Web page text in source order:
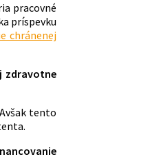
pracovné
príspevku
chránenej
zdravotne
tento